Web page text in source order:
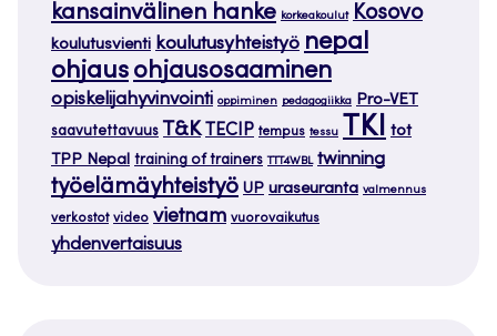
kansainvälinen hanke korkeakoulut Kosovo
koulutusvienti koulutusyhteistyö nepal
ohjaus ohjausosaaminen
opiskelijahyvinvointi oppiminen pedagogiikka Pro-VET
saavutettavuus T&K TECIP tempus tessu TKI tot
TPP Nepal training of trainers TTT4WBL twinning
työelämäyhteistyö UP uraseuranta valmennus
verkostot video vietnam vuorovaikutus
yhdenvertaisuus